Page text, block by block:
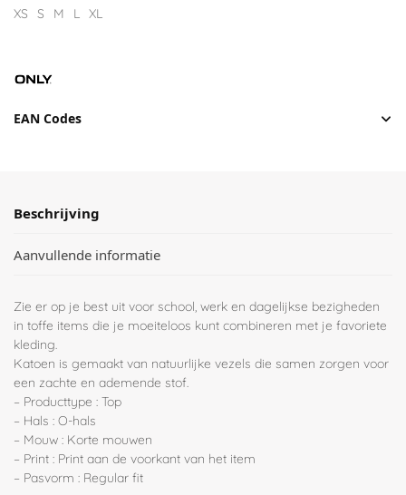
XS S M L XL
EAN Codes
Beschrijving
Aanvullende informatie
Zie er op je best uit voor school, werk en dagelijkse bezigheden
in toffe items die je moeiteloos kunt combineren met je favoriete
kleding.
Katoen is gemaakt van natuurlijke vezels die samen zorgen voor
een zachte en ademende stof.
– Producttype : Top
– Hals : O-hals
– Mouw : Korte mouwen
– Print : Print aan de voorkant van het item
– Pasvorm : Regular fit